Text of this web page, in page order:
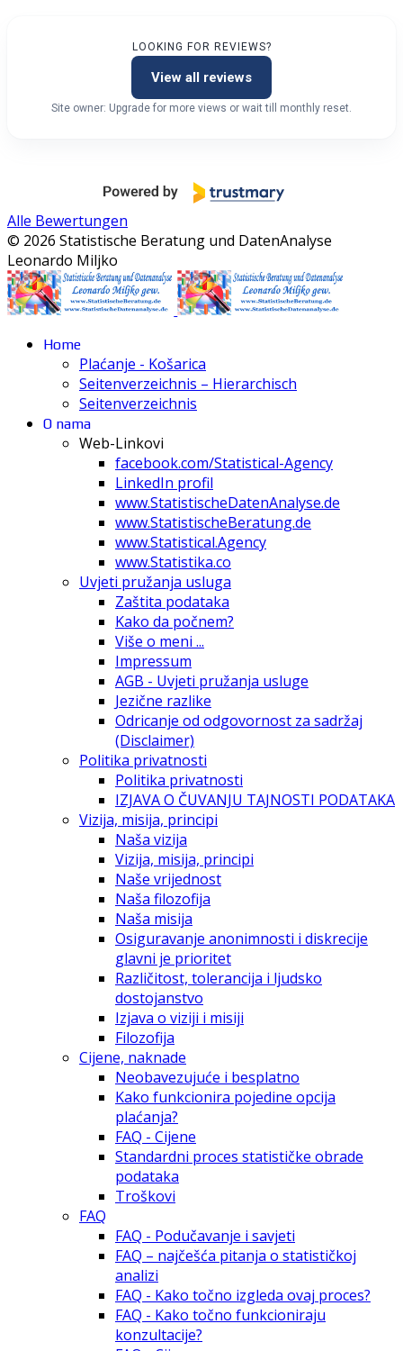
LOOKING FOR REVIEWS?
View all reviews
Site owner: Upgrade for more views or wait till monthly reset.
Alle Bewertungen
© 2026 Statistische Beratung und DatenAnalyse
Leonardo Miljko
Home
Plaćanje - Košarica
Seitenverzeichnis – Hierarchisch
Seitenverzeichnis
O nama
Web-Linkovi
facebook.com/Statistical-Agency
LinkedIn profil
www.StatistischeDatenAnalyse.de
www.StatistischeBeratung.de
www.Statistical.Agency
www.Statistika.co
Uvjeti pružanja usluga
Zaštita podataka
Kako da počnem?
Više o meni ...
Impressum
AGB - Uvjeti pružanja usluge
Jezične razlike
Odricanje od odgovornost za sadržaj
(Disclaimer)
Politika privatnosti
Politika privatnosti
IZJAVA O ČUVANJU TAJNOSTI PODATAKA
Vizija, misija, principi
Naša vizija
Vizija, misija, principi
Naše vrijednost
Naša filozofija
Naša misija
Osiguravanje anonimnosti i diskrecije
glavni je prioritet
Različitost, tolerancija i ljudsko
dostojanstvo
Izjava o viziji i misiji
Filozofija
Cijene, naknade
Neobavezujuće i besplatno
Kako funkcionira pojedine opcija
plaćanja?
FAQ - Cijene
Standardni proces statističke obrade
podataka
Troškovi
FAQ
FAQ - Podučavanje i savjeti
FAQ – najčešća pitanja o statističkoj
analizi
FAQ - Kako točno izgleda ovaj proces?
FAQ - Kako točno funkcioniraju
konzultacije?